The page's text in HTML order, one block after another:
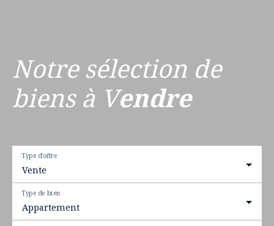
Notre sélection de
biens à Vendre
Vente
Type d'offre
Appartement
Type de bien